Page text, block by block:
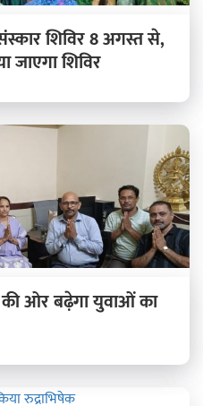
शिविर 8 अगस्त से,
जाएगा शिविर
की ओर बढ़ेगा युवाओं का